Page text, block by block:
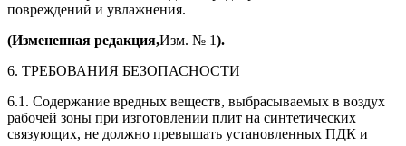
повреждений и увлажнения.
(Измененная редакция,Изм. № 1).
6. ТРЕБОВАНИЯ БЕЗОПАСНОСТИ
6.1. Содержание вредных веществ, выбрасываемых в воздух
рабочей зоны при изготовлении плит на синтетических
связующих, не должно превышать установленных ПДК и